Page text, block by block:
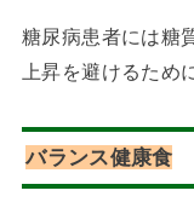
糖尿病患者には糖
上昇を避けるため
バランス健康食